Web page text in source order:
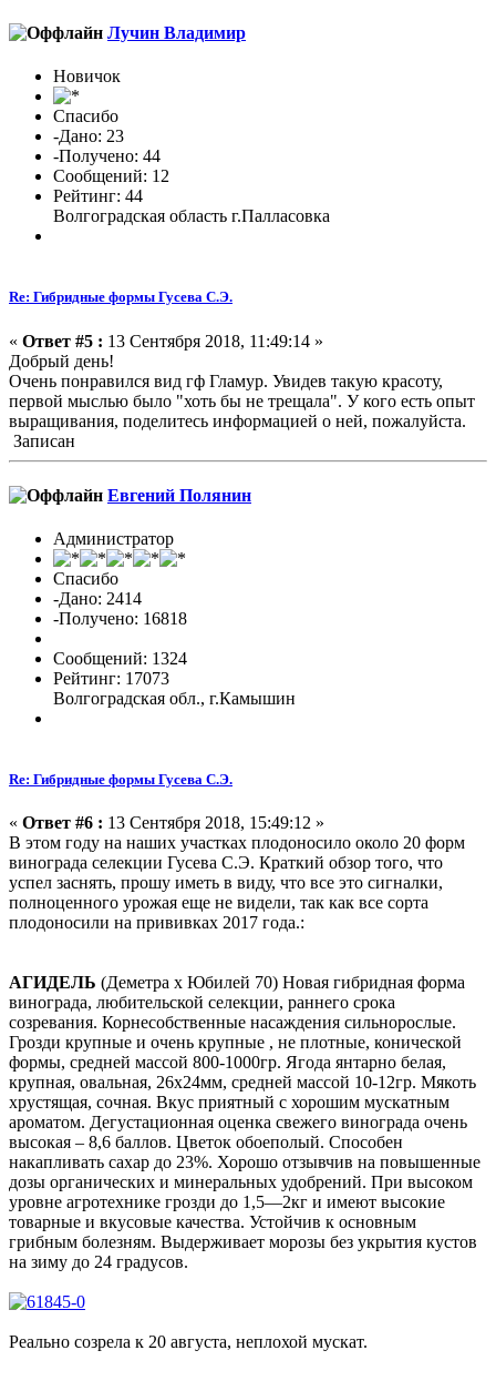
Лучин Владимир
Новичок
Спасибо
-Дано: 23
-Получено: 44
Сообщений: 12
Рейтинг: 44
Волгоградская область г.Палласовка
Re: Гибридные формы Гусева С.Э.
« Ответ #5 : 13 Сентября 2018, 11:49:14 »
Добрый день!
Очень понравился вид гф Гламур. Увидев такую красоту,
первой мыслью было "хоть бы не трещала". У кого есть опыт
выращивания, поделитесь информацией о ней, пожалуйста.
Записан
Евгений Полянин
Администратор
Спасибо
-Дано: 2414
-Получено: 16818
Сообщений: 1324
Рейтинг: 17073
Волгоградская обл., г.Камышин
Re: Гибридные формы Гусева С.Э.
« Ответ #6 : 13 Сентября 2018, 15:49:12 »
В этом году на наших участках плодоносило около 20 форм
винограда селекции Гусева С.Э. Краткий обзор того, что
успел заснять, прошу иметь в виду, что все это сигналки,
полноценного урожая еще не видели, так как все сорта
плодоносили на прививках 2017 года.:
АГИДЕЛЬ (Деметра х Юбилей 70) Новая гибридная форма
винограда, любительской селекции, раннего срока
созревания. Корнесобственные насаждения сильнорослые.
Грозди крупные и очень крупные , не плотные, конической
формы, средней массой 800-1000гр. Ягода янтарно белая,
крупная, овальная, 26х24мм, средней массой 10-12гр. Мякоть
хрустящая, сочная. Вкус приятный с хорошим мускатным
ароматом. Дегустационная оценка свежего винограда очень
высокая – 8,6 баллов. Цветок обоеполый. Способен
накапливать сахар до 23%. Хорошо отзывчив на повышенные
дозы органических и минеральных удобрений. При высоком
уровне агротехнике грозди до 1,5—2кг и имеют высокие
товарные и вкусовые качества. Устойчив к основным
грибным болезням. Выдерживает морозы без укрытия кустов
на зиму до 24 градусов.
Реально созрела к 20 августа, неплохой мускат.